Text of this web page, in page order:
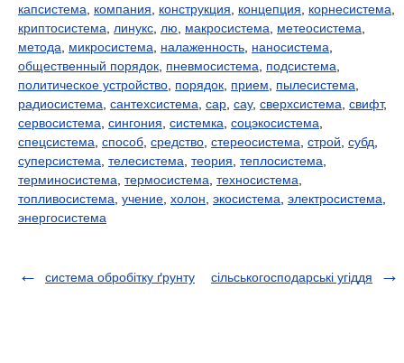
капсистема
компания конструкция концепция корнесистема
криптосистема
линукс лю макросистема метеосистема
метода
микросистема налаженность наносистема
общественный порядок пневмосистема подсистема
политическое устройство порядок прием пылесистема
радиосистема сантехсистема сар сау, сверхсистема свифт,
сервосистема сингония системка соцэкосистема
спецсистема способ средство стереосистема строй субд
суперсистема телесистема теория теплосистема
терминосистема термосистема техносистема
топливосистема учение холон экосистема электросистема
энергосистема
система обробітку ґрунту сільськогосподарські угіддя